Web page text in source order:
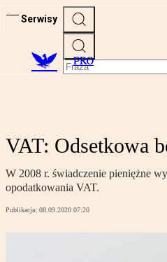
Serwisy
PRO
VAT: Odsetkowa
W 2008 r. świadczenie pieniężne
opodatkowania VAT.
Publikacja: 08.09.2020 07:20